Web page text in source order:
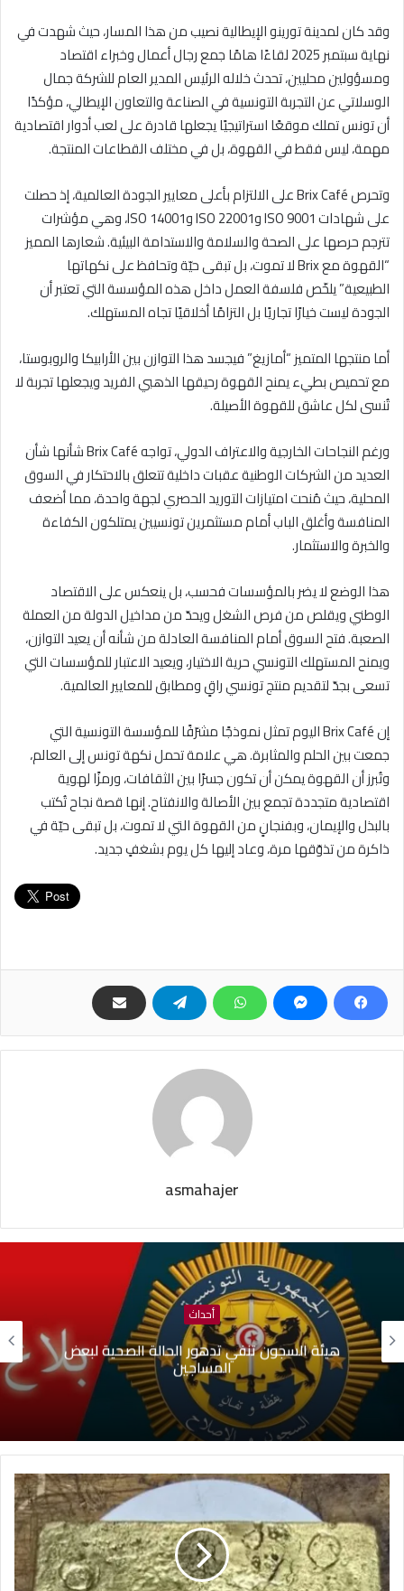
وقد كان لمدينة تورينو الإيطالية نصيب من هذا المسار، حيث شهدت في
نهاية سبتمبر 2025 لقاءًا هامًا جمع رجال أعمال وخبراء اقتصاد
ومسؤولين محليين، تحدث خلاله الرئيس المدير العام للشركة جمال
الوسلاتي عن التجربة التونسية في الصناعة والتعاون الإيطالي، مؤكدًا
أن تونس تملك موقعًا استراتيجيًا يجعلها قادرة على لعب أدوار اقتصادية
مهمة، ليس فقط في القهوة، بل في مختلف القطاعات المنتجة.
وتحرص Brix Café على الالتزام بأعلى معايير الجودة العالمية، إذ حصلت
على شهادات ISO 9001 وISO 22001 وISO 14001، وهي مؤشرات
تترجم حرصها على الصحة والسلامة والاستدامة البيئية. شعارها المميز
“القهوة مع Brix لا تموت، بل تبقى حيّة وتحافظ على نكهاتها
الطبيعية” يلخّص فلسفة العمل داخل هذه المؤسسة التي تعتبر أن
الجودة ليست خيارًا تجاريًا بل التزامًا أخلاقيًا تجاه المستهلك.
أما منتجها المتميز “أمازيغ” فيجسد هذا التوازن بين الأرابيكا والروبوستا،
مع تحميص بطيء يمنح القهوة رحيقها الذهبي الفريد ويجعلها تجربة لا
تُنسى لكل عاشق للقهوة الأصيلة.
ورغم النجاحات الخارجية والاعتراف الدولي، تواجه Brix Café شأنها شأن
العديد من الشركات الوطنية عقبات داخلية تتعلق بالاحتكار في السوق
المحلية، حيث مُنحت امتيازات التوريد الحصري لجهة واحدة، مما أضعف
المنافسة وأغلق الباب أمام مستثمرين تونسيين يمتلكون الكفاءة
والخبرة والاستثمار.
هذا الوضع لا يضر بالمؤسسات فحسب، بل ينعكس على الاقتصاد
الوطني ويقلص من فرص الشغل ويحدّ من مداخيل الدولة من العملة
الصعبة. فتح السوق أمام المنافسة العادلة من شأنه أن يعيد التوازن،
ويمنح المستهلك التونسي حرية الاختيار، ويعيد الاعتبار للمؤسسات التي
تسعى بجدّ لتقديم منتج تونسي راقٍ ومطابق للمعايير العالمية.
إن Brix Café اليوم تمثل نموذجًا مشرّفًا للمؤسسة التونسية التي
جمعت بين الحلم والمثابرة. هي علامة تحمل نكهة تونس إلى العالم،
وتُبرز أن القهوة يمكن أن تكون جسرًا بين الثقافات، ورمزًا لهوية
اقتصادية متجددة تجمع بين الأصالة والانفتاح. إنها قصة نجاح تُكتب
بالبذل والإيمان، وبفنجانٍ من القهوة التي لا تموت، بل تبقى حيّة في
ذاكرة من تذوّقها مرة، وعاد إليها كل يوم بشغفٍ جديد.
asmahajer
أحداث
بلدية تونس: لا صحة لبيع قبور بمقبرة الجلاز
جارية حول التجاوزات وشبهات التدليس